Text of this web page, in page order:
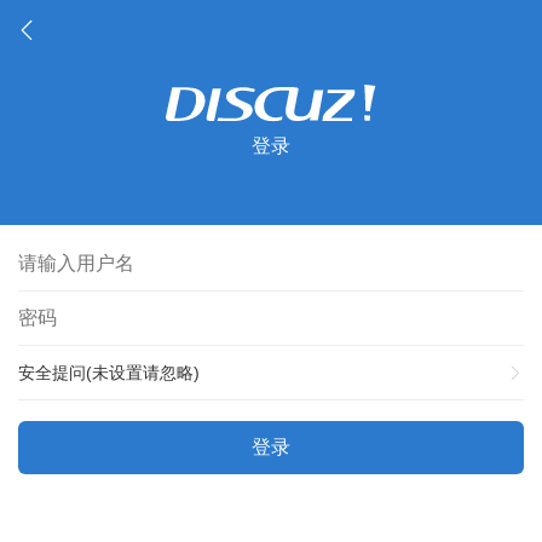
登录
安全提问(未设置请忽略)
登录